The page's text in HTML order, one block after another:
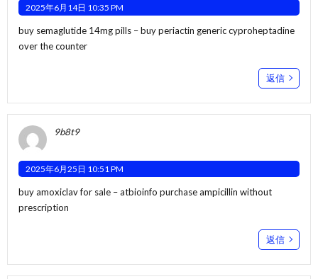
2025年6月14日 10:35 PM
buy semaglutide 14mg pills –buy periactin genericcyproheptadine
over the counter
返信
9b8t9
2025年6月25日 10:51 PM
buy amoxiclav for sale –atbioinfo purchase ampicillin without
prescription
返信